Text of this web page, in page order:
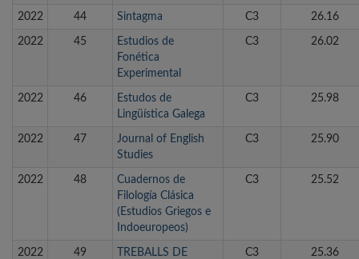
2022 44 Sintagma C3 26.16
2022 45
Estudios de
Fonética
Experimental
C3 26.02
2022 46
Estudos de
Lingüística Galega
C3 25.98
2022 47
Journal of English
Studies
C3 25.90
2022 48
Cuadernos de
Filología Clásica
(Estudios Griegos e
Indoeuropeos)
C3 25.52
2022 49
TREBALLS DE
C3 25.36